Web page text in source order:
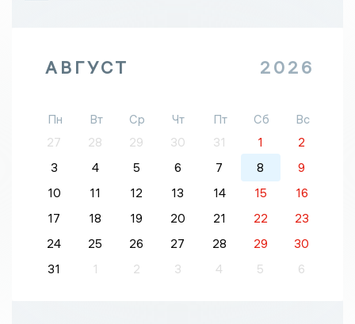
АВГУСТ 2026
Пн Вт Ср Чт Пт Сб
Вс
27
28 29 30 31 1
2
3
4 5 6 7 8
9
10
11 12 13 14 15
16
17
18 19 20 21 22
23
24
25 26 27 28 29
30
31
1 2 3 4 5 6